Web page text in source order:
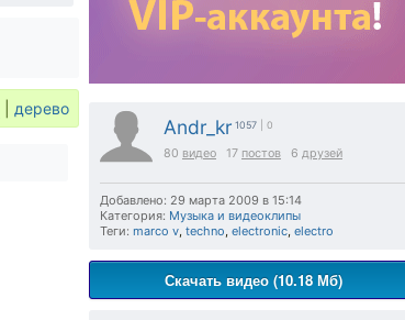
Andr_kr 1057 | 0
80 видео 17 постов 6 друзей
Добавлено: 29 марта 2009 в 15:14
Категория: Музыка и видеоклипы
Теги: marco v, techno, electronic, electro
Скачать видео (10.18 Мб)
дерево